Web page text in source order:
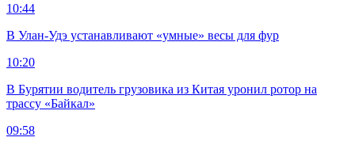
10:44
В Улан-Удэ устанавливают «умные» весы для фур
10:20
В Бурятии водитель грузовика из Китая уронил ротор на
трассу «Байкал»
09:58